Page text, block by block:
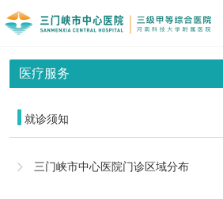
医疗服务
就诊须知
三门峡市中心医院门诊区域分布